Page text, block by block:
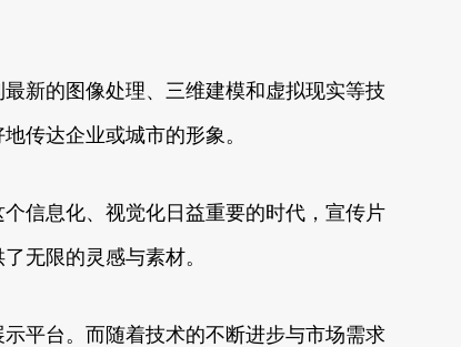
新的图像处理、三维建模和虚拟现实等技
传达企业或城市的形象。
信息化、视觉化日益重要的时代，宣传片
无限的灵感与素材。
平台。而随着技术的不断进步与市场需求